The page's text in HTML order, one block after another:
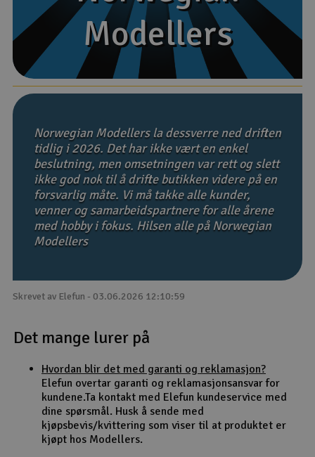
Båter
Droner
Droner for FPV
Fly
Helikopter
Kamerautstyr
Modellbygging, LEGO & byggesett
Outlet
Radioutstyr
Raketter
Smarthjem, lek & hobby
Modellers
Modellers
Norwegian Modellers la dessverre ned driften
tidlig i 2026. Det har ikke vært en enkel
beslutning, men omsetningen var rett og slett
ikke god nok til å drifte butikken videre på en
forsvarlig måte. Vi må takke alle kunder,
venner og samarbeidspartnere for alle årene
med hobby i fokus. Hilsen alle på Norwegian
Modellers
Skrevet av Elefun - 03.06.2026 12:10:59
Det mange lurer på
Hvordan blir det med garanti og reklamasjon?
Elefun overtar garanti og reklamasjonsansvar for
kundene.Ta kontakt med Elefun kundeservice med
dine spørsmål. Husk å sende med
kjøpsbevis/kvittering som viser til at produktet er
kjøpt hos Modellers.